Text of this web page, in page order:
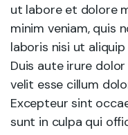
ut labore et dolore
minim veniam, quis
laboris nisi ut
Duis aute irure
velit esse cillum
Excepteur sint
sunt in culpa qui